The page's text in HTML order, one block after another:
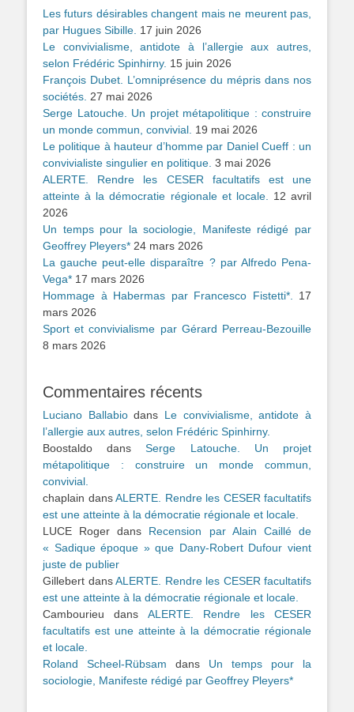
Les futurs désirables changent mais ne meurent pas,
par Hugues Sibille. 17 juin 2026
Le convivialisme, antidote à l’allergie aux autres,
selon Frédéric Spinhirny. 15 juin 2026
François Dubet. L’omniprésence du mépris dans nos
sociétés. 27 mai 2026
Serge Latouche. Un projet métapolitique : construire
un monde commun, convivial. 19 mai 2026
Le politique à hauteur d’homme par Daniel Cueff : un
convivialiste singulier en politique. 3 mai 2026
ALERTE. Rendre les CESER facultatifs est une
atteinte à la démocratie régionale et locale.
12 avril
2026
Un temps pour la sociologie, Manifeste rédigé par
Geoffrey Pleyers* 24 mars 2026
La gauche peut-elle disparaître ? par Alfredo Pena-
Vega* 17 mars 2026
Hommage à Habermas par Francesco Fistetti*.
17
mars 2026
Sport et convivialisme par Gérard Perreau-Bezouille
8 mars 2026
Commentaires récents
Luciano Ballabiodans Le convivialisme, antidote à
l’allergie aux autres, selon Frédéric Spinhirny.
Boostaldo dansSerge Latouche. Un projet
métapolitique : construire un monde commun,
convivial.
chaplain dansALERTE. Rendre les CESER facultatifs
est une atteinte à la démocratie régionale et locale.
LUCE Roger dans Recension par Alain Caillé de
« Sadique époque » que Dany-Robert Dufour vient
juste de publier
Gillebert dansALERTE. Rendre les CESER facultatifs
est une atteinte à la démocratie régionale et locale.
Cambourieu dans ALERTE. Rendre les CESER
facultatifs est une atteinte à la démocratie régionale
et locale.
Roland Scheel-Rübsam dans Un temps pour la
sociologie, Manifeste rédigé par Geoffrey Pleyers*